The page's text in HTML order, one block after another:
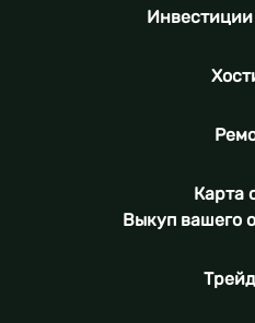
Карта
Выкуп вашего